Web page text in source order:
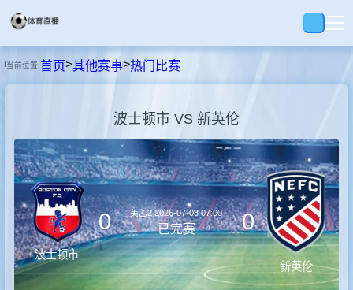
首页
足球
篮球
录播
集锦
当前位置:首页>其他赛事>热门比赛
波士顿市 VS 新英伦
波士顿市
0 美乙22026-07-08 07:00
已完赛 0
新英伦